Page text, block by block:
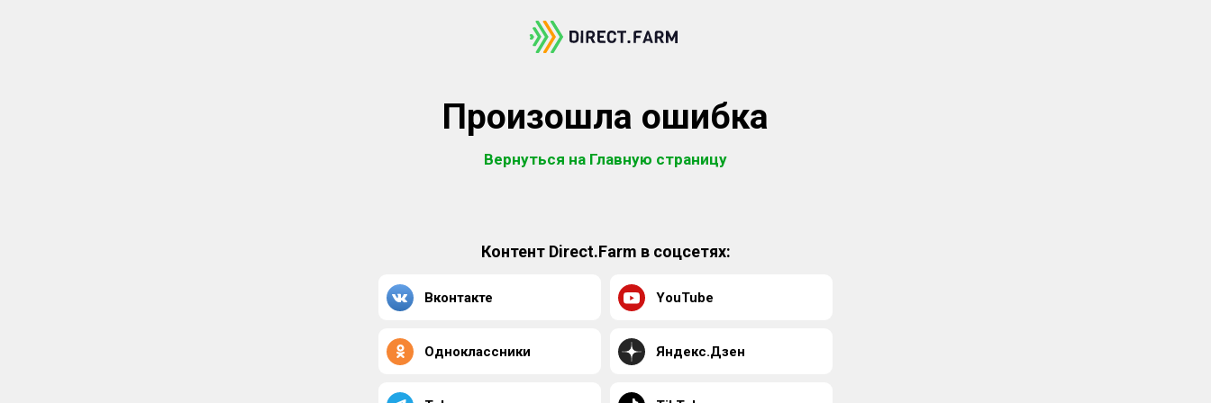
Произошла ошибка
Вернуться на Главную страницу
Контент Direct.Farm в соцсетях:
Вконтакте YouTube
Одноклассники Яндекс.Дзен